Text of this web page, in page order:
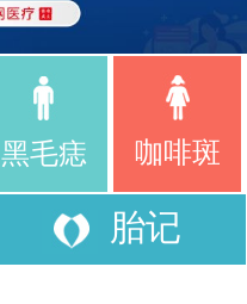
黑毛痣 咖啡斑
胎记